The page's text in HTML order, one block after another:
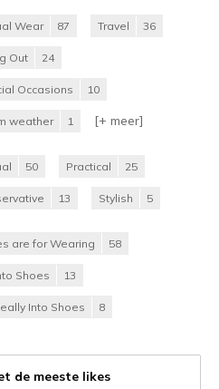
Wear 87 Travel 36
Out 24
Occasions 10
weather 1 [+ meer]
50 Practical 25
13 Stylish 5
are for Wearing 58
Shoes 13
Into Shoes 8
de meeste likes